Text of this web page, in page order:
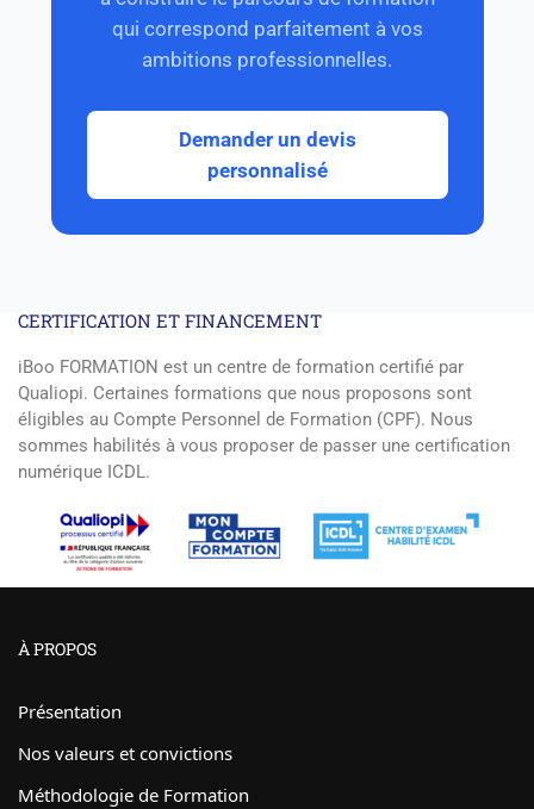
qui correspond parfaitement à vos
ambitions professionnelles.
Demander un devis
personnalisé
CERTIFICATION ET FINANCEMENT
iBoo FORMATION est un centre de formation certifié par
Qualiopi. Certaines formations que nous proposons sont
éligibles au Compte Personnel de Formation (CPF). Nous
sommes habilités à vous proposer de passer une certification
numérique ICDL.
À PROPOS
Présentation
Nos valeurs et convictions
Méthodologie de Formation